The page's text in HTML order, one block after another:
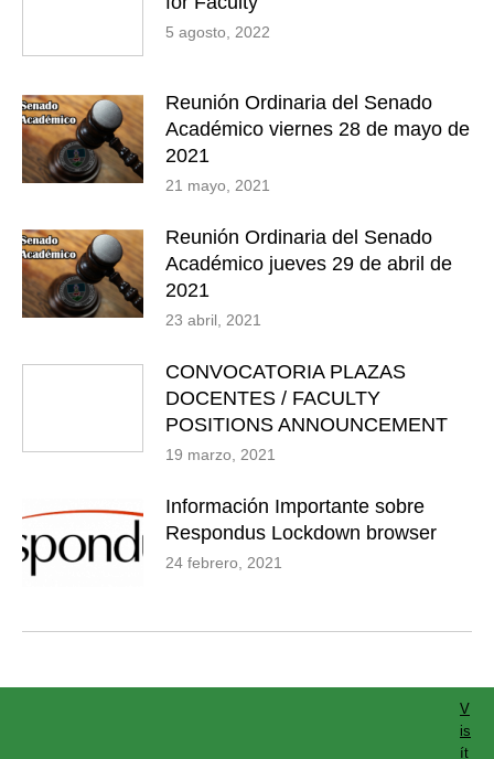
5 agosto, 2022
Reunión Ordinaria del Senado
Académico viernes 28 de mayo de
2021
21 mayo, 2021
Reunión Ordinaria del Senado
Académico jueves 29 de abril de
2021
23 abril, 2021
CONVOCATORIA PLAZAS
DOCENTES / FACULTY
POSITIONS ANNOUNCEMENT
19 marzo, 2021
Información Importante sobre
Respondus Lockdown browser
24 febrero, 2021
V
is
ít